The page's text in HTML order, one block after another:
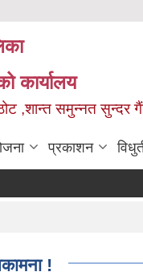
कार्यालय
,शान्त समुन्नत सुन्दर
प्रकाशन
!